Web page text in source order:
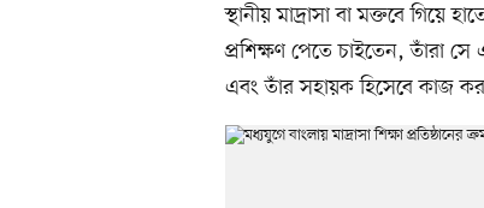
স্থানীয় মাদ্রাসা বা মক্তবে গিয়ে
প্রশিক্ষণ পেতে চাইতেন, তাঁরা
এবং তাঁর সহায়ক হিসেবে কাজ